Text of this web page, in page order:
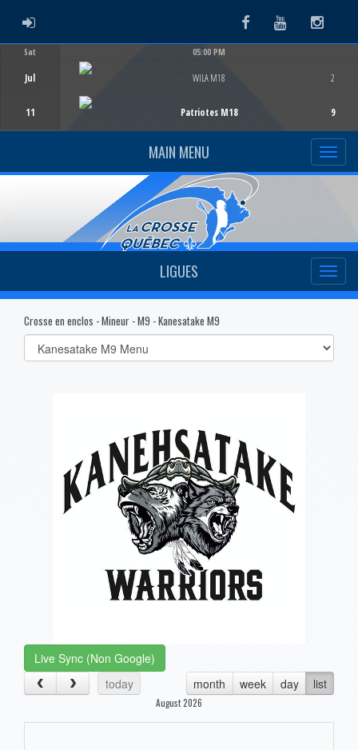
ADMIN LOGIN FacebookYoutube
Sat
Jul
11
05:00 PM
WILA M18
Patriotes M18
2
9
MAIN MENU
LIGUES
Crosse en enclos - Mineur - M9 - Kanesatake M9
Select
list(select
Live Sync (Non Google)
today
month week day list
August 2026